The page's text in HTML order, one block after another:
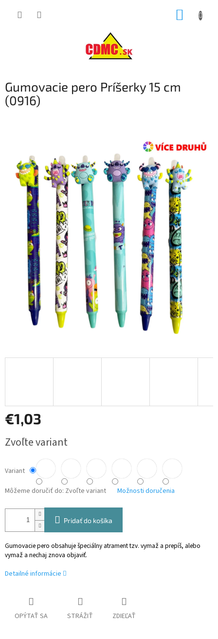
Gumovacie pero Príšerky 15 cm
(0916)
€1,03
cena:
Zvoľte variant
Variant
Môžeme doručiť do: Zvoľte variant Možnosti doručenia
Pridať do košíka
Gumovacie pero obsahuje špeciálny atrament tzv. vymaž a prepíš, alebo
vymaž a nechaj znova objaviť.
Detailné informácie
OPÝTAŤ SA STRÁŽIŤ ZDIEĽAŤ